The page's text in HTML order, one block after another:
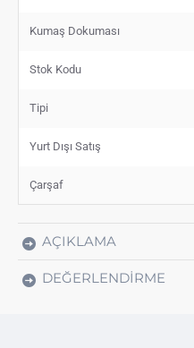
Kumaş Dokuması
Stok Kodu
Tipi
Yurt Dışı Satış
Çarşaf
AÇIKLAMA
DEĞERLENDIRME